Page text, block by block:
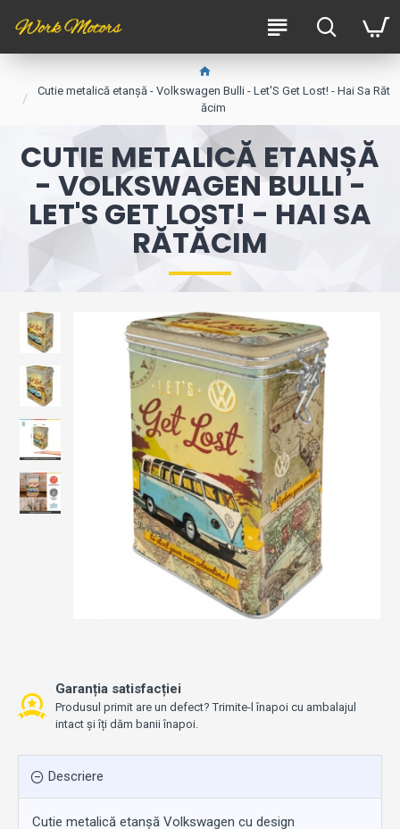
Cutie metalică etanșă - Volkswagen Bulli - Let'S Get Lost! - Hai Sa Răt
ăcim
CUTIE METALICĂ ETANȘĂ
- VOLKSWAGEN BULLI -
LET'S GET LOST! - HAI SA
RĂTĂCIM
Garanția satisfacției
Produsul primit are un defect? Trimite-l înapoi cu ambalajul
intact și îți dăm banii înapoi.
Descriere
Cutie metalică etanșă Volkswagen cu design